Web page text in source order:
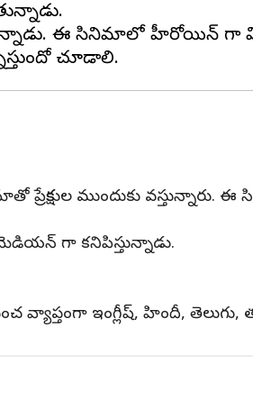
ఈ సినిమాలో హీరోయిన్ గా
ముందుకు
గా కనిపిస్తున్నాడు.
వ్యాప్తంగా ఇంగ్లీష్, హిందీ,